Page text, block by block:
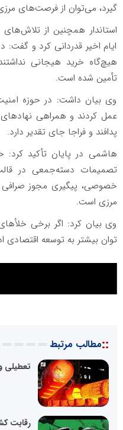
گیرد، می‌توان از فرصت‌های
استاندار همچنین از
ایام اخیر قدردانی کرد و
هیچ‌گاه خرید هیجانی
تأمین شده است.
وی بیان داشت: در حوزه
عمل کردند و همراهی نهادهای
پدافند و فراجا جای تقدیر دارد.
هاشمی در پایان تأکید کرد:
تصمیمات دسته‌جمعی در
خصوصی، پیگیری مجوز صرافی
مرزی است.
وی بیان کرد: اگر برخی
توان بیشتر به توسعه اقتصادی
::مطالب مرتبط
تعطیلی
رقابت